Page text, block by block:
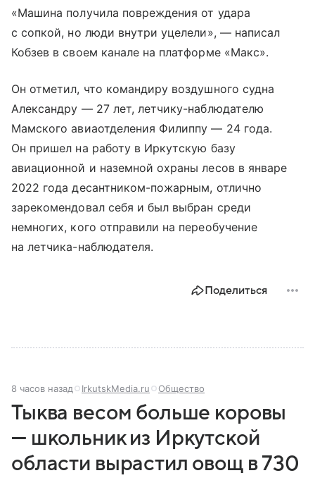
«Машина получила повреждения от удара
с сопкой, но люди внутри уцелели», — написал
Кобзев в своем канале на платформе «Макс».
Он отметил, что командиру воздушного судна
Александру — 27 лет, летчику-наблюдателю
Мамского авиаотделения Филиппу — 24 года.
Он пришел на работу в Иркутскую базу
авиационной и наземной охраны лесов в январе
2022 года десантником-пожарным, отлично
зарекомендовал себя и был выбран среди
немногих, кого отправили на переобучение
на летчика-наблюдателя.
Поделиться
8 часов назад IrkutskMedia.ru Общество
Тыква весом больше коровы
— школьник из Иркутской
области вырастил овощ в 730